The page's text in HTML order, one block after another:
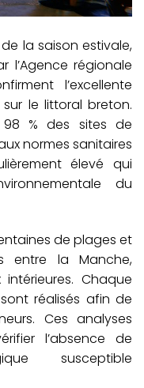
la saison estivale,
l’Agence régionale
l’excellente
le littoral breton.
98 % des sites de
normes sanitaires
élevé qui
du
de plages et
entre la Manche,
Chaque
réalisés afin de
Ces analyses
l’absence de
susceptible